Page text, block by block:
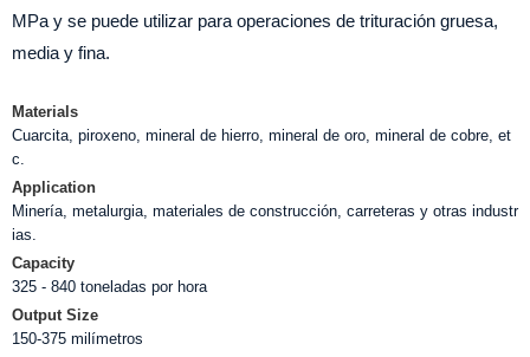
MPa y se puede utilizar para operaciones de trituración gruesa,
media y fina.
Materials
Cuarcita, piroxeno, mineral de hierro, mineral de oro, mineral de cobre, et
c.
Application
Minería, metalurgia, materiales de construcción, carreteras y otras industr
ias.
Capacity
325 - 840 toneladas por hora
Output Size
150-375 milímetros